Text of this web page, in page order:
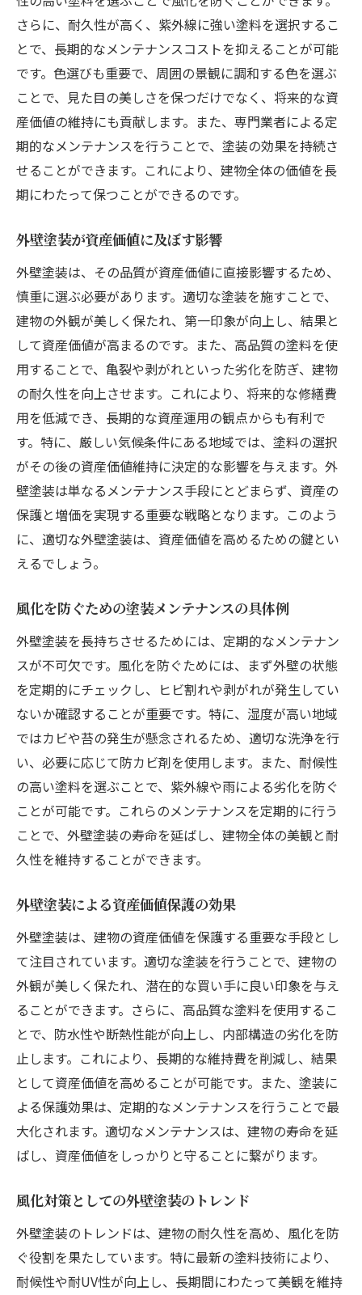
さらに、耐久性が高く、紫外線に強い塗料を選択するこ
とで、長期的なメンテナンスコストを抑えることが可能
です。色選びも重要で、周囲の景観に調和する色を選ぶ
ことで、見た目の美しさを保つだけでなく、将来的な資
産価値の維持にも貢献します。また、専門業者による定
期的なメンテナンスを行うことで、塗装の効果を持続さ
せることができます。これにより、建物全体の価値を長
期にわたって保つことができるのです。
外壁塗装が資産価値に及ぼす影響
外壁塗装は、その品質が資産価値に直接影響するため、
慎重に選ぶ必要があります。適切な塗装を施すことで、
建物の外観が美しく保たれ、第一印象が向上し、結果と
して資産価値が高まるのです。また、高品質の塗料を使
用することで、亀裂や剥がれといった劣化を防ぎ、建物
の耐久性を向上させます。これにより、将来的な修繕費
用を低減でき、長期的な資産運用の観点からも有利で
す。特に、厳しい気候条件にある地域では、塗料の選択
がその後の資産価値維持に決定的な影響を与えます。外
壁塗装は単なるメンテナンス手段にとどまらず、資産の
保護と増価を実現する重要な戦略となります。このよう
に、適切な外壁塗装は、資産価値を高めるための鍵とい
えるでしょう。
風化を防ぐための塗装メンテナンスの具体例
外壁塗装を長持ちさせるためには、定期的なメンテナン
スが不可欠です。風化を防ぐためには、まず外壁の状態
を定期的にチェックし、ヒビ割れや剥がれが発生してい
ないか確認することが重要です。特に、湿度が高い地域
ではカビや苔の発生が懸念されるため、適切な洗浄を行
い、必要に応じて防カビ剤を使用します。また、耐候性
の高い塗料を選ぶことで、紫外線や雨による劣化を防ぐ
ことが可能です。これらのメンテナンスを定期的に行う
ことで、外壁塗装の寿命を延ばし、建物全体の美観と耐
久性を維持することができます。
外壁塗装による資産価値保護の効果
外壁塗装は、建物の資産価値を保護する重要な手段とし
て注目されています。適切な塗装を行うことで、建物の
外観が美しく保たれ、潜在的な買い手に良い印象を与え
ることができます。さらに、高品質な塗料を使用するこ
とで、防水性や断熱性能が向上し、内部構造の劣化を防
止します。これにより、長期的な維持費を削減し、結果
として資産価値を高めることが可能です。また、塗装に
よる保護効果は、定期的なメンテナンスを行うことで最
大化されます。適切なメンテナンスは、建物の寿命を延
ばし、資産価値をしっかりと守ることに繋がります。
風化対策としての外壁塗装のトレンド
外壁塗装のトレンドは、建物の耐久性を高め、風化を防
ぐ役割を果たしています。特に最新の塗料技術により、
耐候性や耐UV性が向上し、長期間にわたって美観を維持